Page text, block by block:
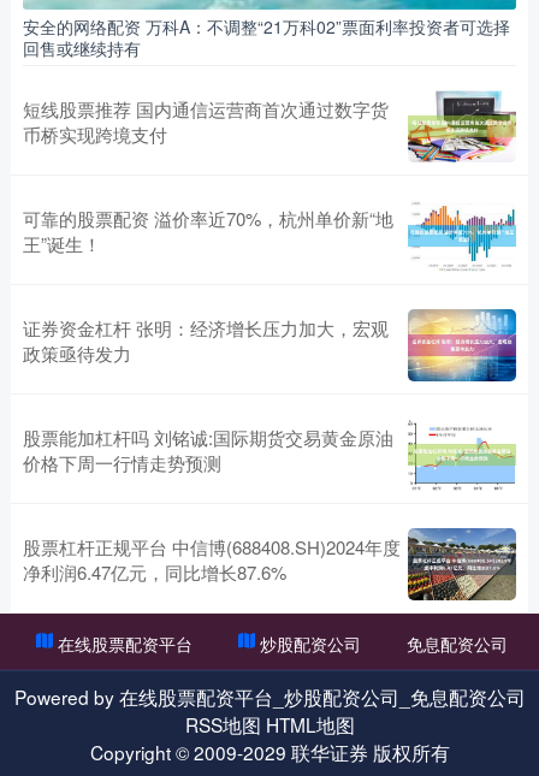
安全的网络配资 万科A：不调整“21万科02”票面利率投资者可选择
回售或继续持有
短线股票推荐 国内通信运营商首次通过数字货
币桥实现跨境支付
可靠的股票配资 溢价率近70%，杭州单价新“地
王”诞生！
证券资金杠杆 张明：经济增长压力加大，宏观
政策亟待发力
股票能加杠杆吗 刘铭诚:国际期货交易黄金原油
价格下周一行情走势预测
股票杠杆正规平台 中信博(688408.SH)2024年度
净利润6.47亿元，同比增长87.6%
在线股票配资平台 炒股配资公司 免息配资公司
Powered by在线股票配资平台_炒股配资公司_免息配资公司
RSS地图 HTML地图
Copyright© 2009-2029 联华证券 版权所有